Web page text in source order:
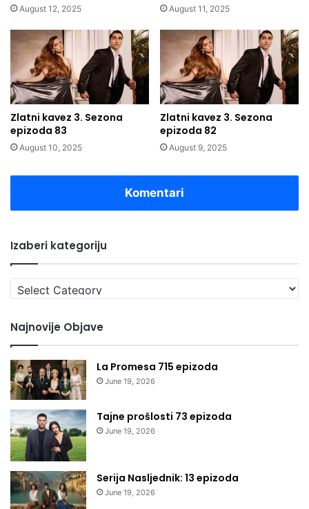
August 12, 2025 August 11, 2025
Zlatni kavez 3. Sezona
epizoda 83
August 10, 2025
Zlatni kavez 3. Sezona
epizoda 82
August 9, 2025
Komentari
Izaberi kategoriju
Izaberi
kategoriju
Najnovije Objave
La Promesa 715 epizoda
June 19, 2026
Tajne prošlosti 73 epizoda
June 19, 2026
Serija Nasljednik: 13 epizoda
June 19, 2026